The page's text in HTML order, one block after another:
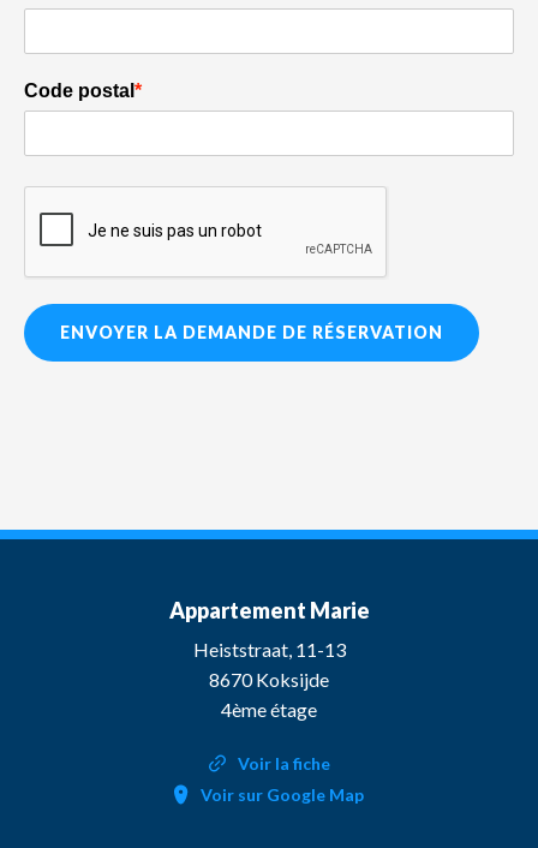
Code postal *
ENVOYER LA DEMANDE DE RÉSERVATION
Appartement Marie
Heiststraat, 11-13
8670 Koksijde
4ème étage
Voir la fiche
Voir sur Google Map